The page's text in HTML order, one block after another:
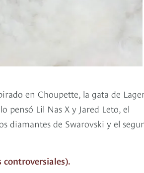
en Choupette, la gata de
pensó Lil Nas X y Jared Leto, el
diamantes de Swarovski y el